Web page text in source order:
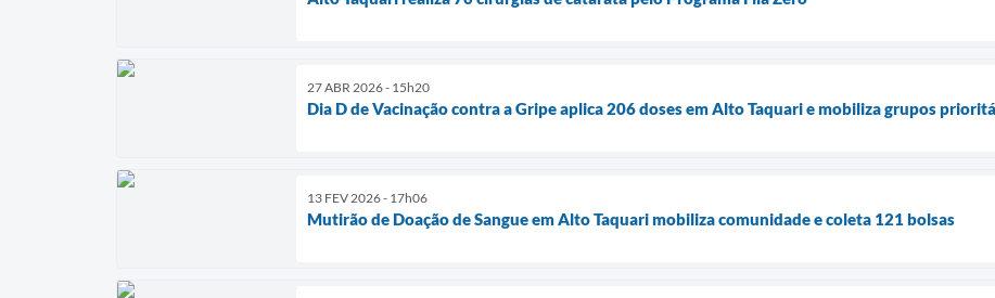
27 ABR 2026 - 15h20
Dia D de Vacinação contra a Gripe aplica 206 doses em Alto Taquari e mobiliza grupos
13 FEV 2026 - 17h06
Mutirão de Doação de Sangue em Alto Taquari mobiliza comunidade e coleta 121 bolsas